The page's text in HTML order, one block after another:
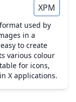
XPM
used by
in a
to create
various colour
for icons,
X applications.